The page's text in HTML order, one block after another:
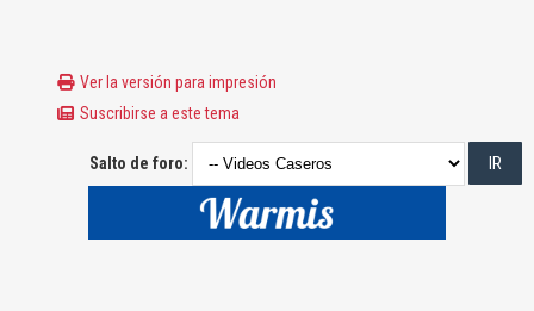
Ver la versión para impresión
Suscribirse a este tema
Salto de foro: